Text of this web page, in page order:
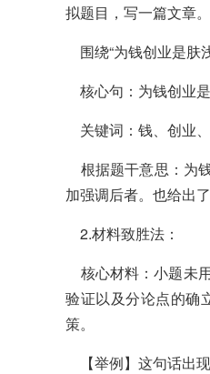
拟题目，写一篇文章
围绕“为钱创业是肤
核心句：为钱创业
关键词：钱、创业
根据题干意思：为
加强调后者。也给出
2.材料致胜法：
核心材料：小题未
验证以及分论点的确
策。
【举例】这句话出现